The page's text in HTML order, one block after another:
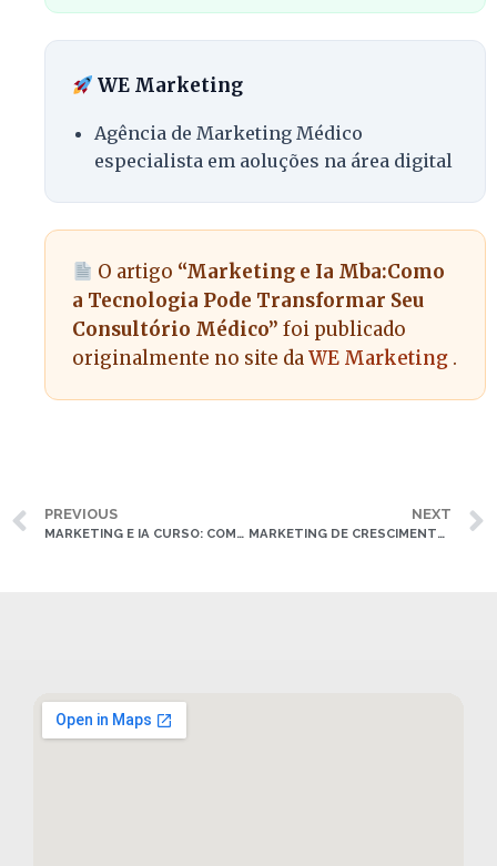
WE Marketing
Agência de Marketing Médico
especialista em aoluções na área digital
O artigo “Marketing e Ia Mba:Como
a Tecnologia Pode Transformar Seu
Consultório Médico” foi publicado
originalmente no site daWE Marketing .
PREVIOUS
MARKETING E IA CURSO: COMO UTILIZAR TECNOLOGIA PARA ATRAIR MAIS PACIENTES
NEXT
MARKETING DE CRESCIMENTO E IA: COMO UTILIZAR TECNOLOGIAS PARA ATRAIR MAIS PACIENTES